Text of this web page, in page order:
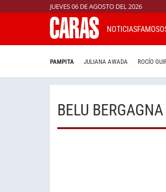
JUEVES 06 DE AGOSTO DEL 2026
NOTICIAS
PAMPITA JULIANA AWADA ROCÍO
BELU BERGAGNA